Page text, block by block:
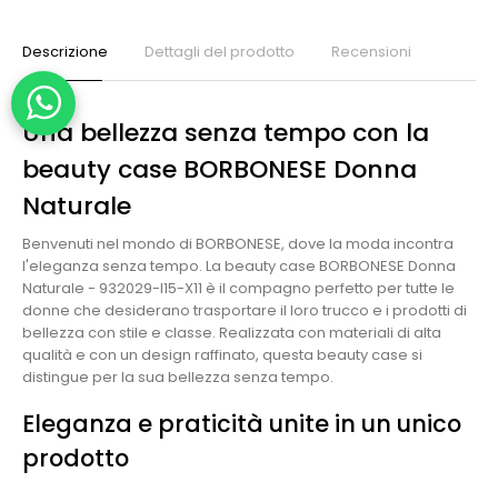
Descrizione Dettagli del prodotto Recensioni
Una bellezza senza tempo con la
beauty case BORBONESE Donna
Naturale
Benvenuti nel mondo di BORBONESE, dove la moda incontra
l'eleganza senza tempo. La beauty case BORBONESE Donna
Naturale - 932029-I15-X11 è il compagno perfetto per tutte le
donne che desiderano trasportare il loro trucco e i prodotti di
bellezza con stile e classe. Realizzata con materiali di alta
qualità e con un design raffinato, questa beauty case si
distingue per la sua bellezza senza tempo.
Eleganza e praticità unite in un unico
prodotto